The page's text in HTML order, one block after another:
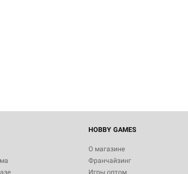
HOBBY GAMES
О магазине
Франчайзинг
Игры оптом